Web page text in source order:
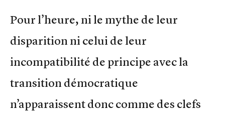
Pour l’heure, ni le mythe de leur
disparition ni celui de leur
incompatibilité de principe avec la
transition démocratique
n’apparaissent donc comme des clefs